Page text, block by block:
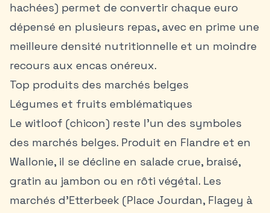
hachées) permet de convertir chaque euro
dépensé en plusieurs repas, avec en prime une
meilleure densité nutritionnelle et un moindre
recours aux encas onéreux.
Top produits des marchés belges
Légumes et fruits emblématiques
Le witloof (chicon) reste l’un des symboles
des marchés belges. Produit en Flandre et en
Wallonie, il se décline en salade crue, braisé,
gratin au jambon ou en rôti végétal. Les
marchés d’Etterbeek (Place Jourdan, Flagey à